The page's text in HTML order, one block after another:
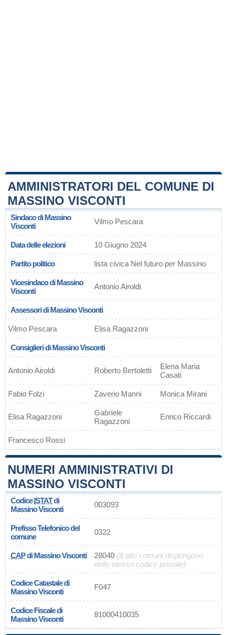
AMMINISTRATORI DEL COMUNE DI
MASSINO VISCONTI
Sindaco di Massino
Visconti
Vilmo Pescara
Data delle elezioni 10 Giugno 2024
Partito politico lista civica Nel futuro per Massino
Vicesindaco di Massino
Visconti
Antonio Airoldi
Assessori di Massino Visconti
Vilmo Pescara Elisa Ragazzoni
Consiglieri di Massino Visconti
Antonio Airoldi Roberto Bertoletti
Elena Maria
Casati
Fabio Folzi Zaverio Manni Monica Mirani
Elisa Ragazzoni
Gabriele
Ragazzoni
Enrico Riccardi
Francesco Rossi
NUMERI AMMINISTRATIVI DI
MASSINO VISCONTI
CodiceISTATdi
Massino Visconti
003093
Prefisso Telefonico del
comune
0322
CAPdi Massino Visconti 28040 (8 altri comuni dispongono
dello stesso codice postale)
Codice Catastale di
Massino Visconti
F047
Codice Fiscale di
Massino Visconti
81000410035